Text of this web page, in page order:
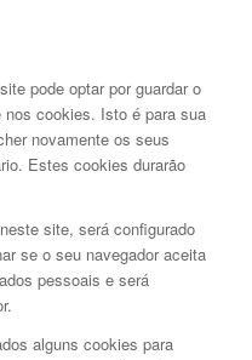
pode optar por guardar o
cookies. Isto é para sua
novamente os seus
Estes cookies durarão
site, será configurado
se o seu navegador aceita
pessoais e será
alguns cookies para